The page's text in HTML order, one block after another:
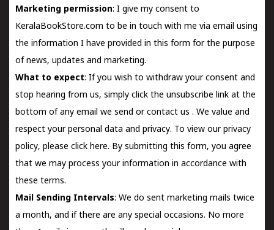
Marketing permission: I give my consent to
KeralaBookStore.com to be in touch with me via email using
the information I have provided in this form for the purpose
of news, updates and marketing.
What to expect: If you wish to withdraw your consent and
stop hearing from us, simply click the unsubscribe link at the
bottom of any email we send orcontact us . We value and
respect your personal data and privacy. To view our privacy
policy, please click here. By submitting this form, you agree
that we may process your information in accordance with
these terms.
Mail Sending Intervals: We do sent marketing mails twice
a month, and if there are any special occasions. No more